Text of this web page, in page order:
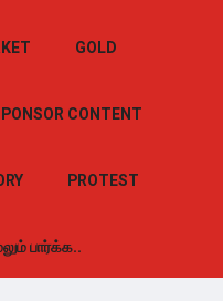
GOLD
CONTENT
PROTEST
பார்க்க..